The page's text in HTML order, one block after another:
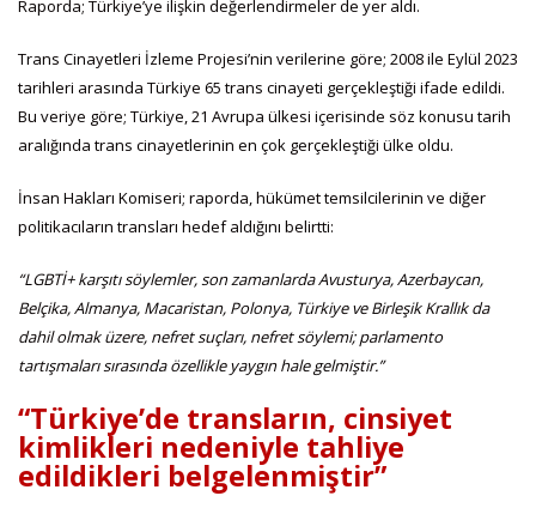
Raporda; Türkiye’ye ilişkin değerlendirmeler de yer aldı.
Trans Cinayetleri İzleme Projesi’nin verilerine göre; 2008 ile Eylül 2023
tarihleri arasında Türkiye 65 trans cinayeti gerçekleştiği ifade edildi.
Bu veriye göre; Türkiye, 21 Avrupa ülkesi içerisinde söz konusu tarih
aralığında trans cinayetlerinin en çok gerçekleştiği ülke oldu.
İnsan Hakları Komiseri; raporda, hükümet temsilcilerinin ve diğer
politikacıların transları hedef aldığını belirtti:
“LGBTİ+ karşıtı söylemler, son zamanlarda Avusturya, Azerbaycan,
Belçika, Almanya, Macaristan, Polonya, Türkiye ve Birleşik Krallık da
dahil olmak üzere, nefret suçları, nefret söylemi; parlamento
tartışmaları sırasında özellikle yaygın hale gelmiştir.”
“Türkiye’de transların, cinsiyet
kimlikleri nedeniyle tahliye
edildikleri belgelenmiştir”